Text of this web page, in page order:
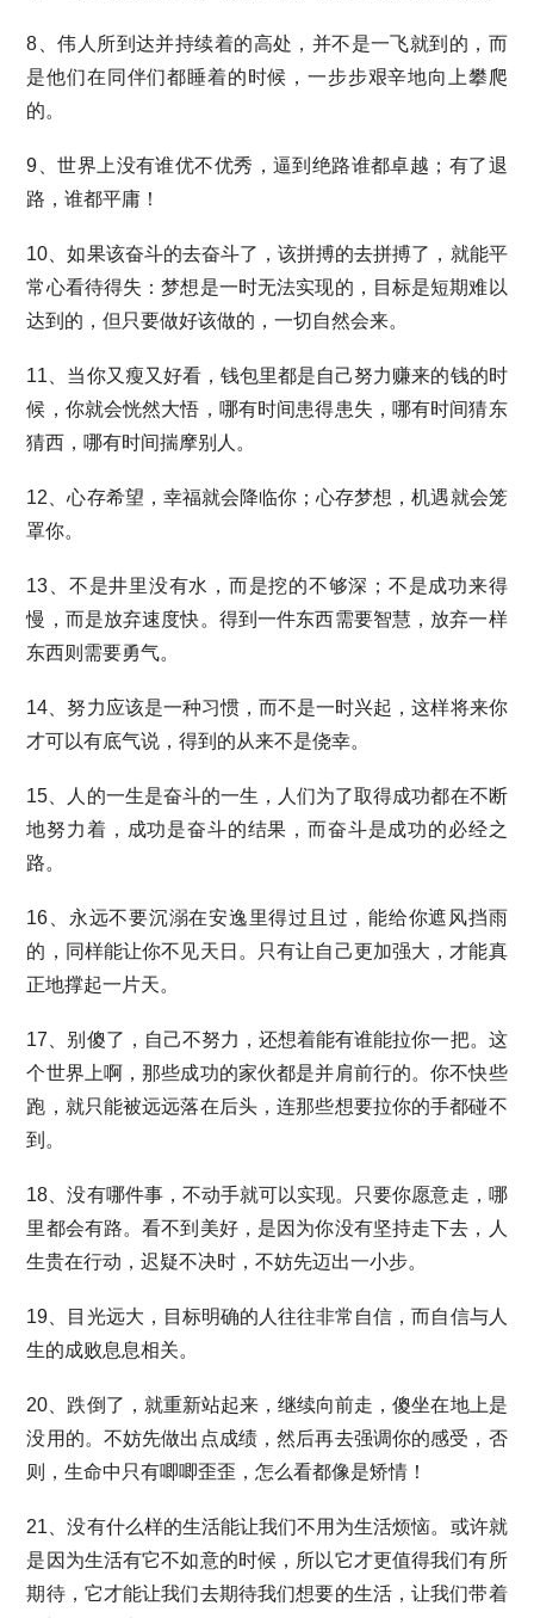
8、伟人所到达并持续着的高处，并不是一飞就到的，而
是他们在同伴们都睡着的时候，一步步艰辛地向上攀爬
的。
9、世界上没有谁优不优秀，逼到绝路谁都卓越；有了退
路，谁都平庸！
10、如果该奋斗的去奋斗了，该拼搏的去拼搏了，就能平
常心看待得失：梦想是一时无法实现的，目标是短期难以
达到的，但只要做好该做的，一切自然会来。
11、当你又瘦又好看，钱包里都是自己努力赚来的钱的时
候，你就会恍然大悟，哪有时间患得患失，哪有时间猜东
猜西，哪有时间揣摩别人。
12、心存希望，幸福就会降临你；心存梦想，机遇就会笼
罩你。
13、不是井里没有水，而是挖的不够深；不是成功来得
慢，而是放弃速度快。得到一件东西需要智慧，放弃一样
东西则需要勇气。
14、努力应该是一种习惯，而不是一时兴起，这样将来你
才可以有底气说，得到的从来不是侥幸。
15、人的一生是奋斗的一生，人们为了取得成功都在不断
地努力着，成功是奋斗的结果，而奋斗是成功的必经之
路。
16、永远不要沉溺在安逸里得过且过，能给你遮风挡雨
的，同样能让你不见天日。只有让自己更加强大，才能真
正地撑起一片天。
17、别傻了，自己不努力，还想着能有谁能拉你一把。这
个世界上啊，那些成功的家伙都是并肩前行的。你不快些
跑，就只能被远远落在后头，连那些想要拉你的手都碰不
到。
18、没有哪件事，不动手就可以实现。只要你愿意走，哪
里都会有路。看不到美好，是因为你没有坚持走下去，人
生贵在行动，迟疑不决时，不妨先迈出一小步。
19、目光远大，目标明确的人往往非常自信，而自信与人
生的成败息息相关。
20、跌倒了，就重新站起来，继续向前走，傻坐在地上是
没用的。不妨先做出点成绩，然后再去强调你的感受，否
则，生命中只有唧唧歪歪，怎么看都像是矫情！
21、没有什么样的生活能让我们不用为生活烦恼。或许就
是因为生活有它不如意的时候，所以它才更值得我们有所
期待，它才能让我们去期待我们想要的生活，让我们带着